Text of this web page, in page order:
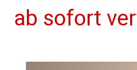
ab sofort